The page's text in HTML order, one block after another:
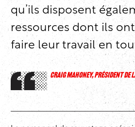
qu’ils disposent
ressources dont ils
faire leur travail en
CRAIG MAHONEY, PRÉSIDENT DE